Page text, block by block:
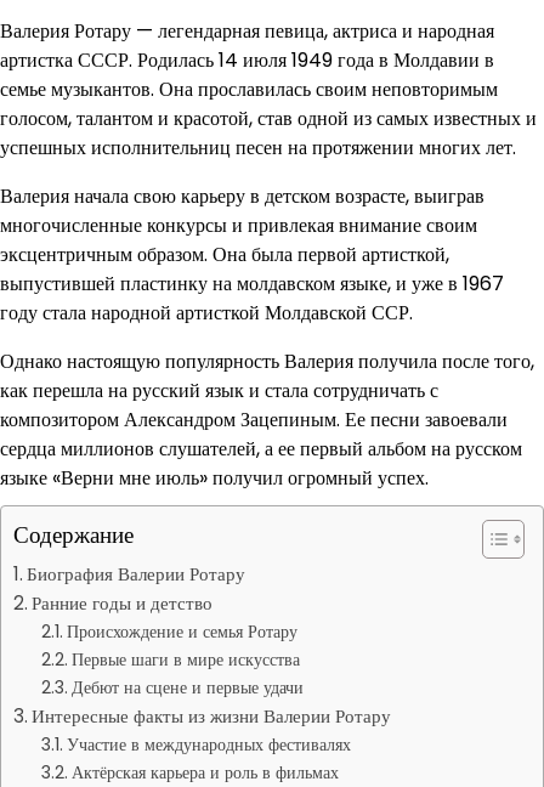
Валерия Ротару — легендарная певица, актриса и народная
артистка СССР. Родилась 14 июля 1949 года в Молдавии в
семье музыкантов. Она прославилась своим неповторимым
голосом, талантом и красотой, став одной из самых известных и
успешных исполнительниц песен на протяжении многих лет.
Валерия начала свою карьеру в детском возрасте, выиграв
многочисленные конкурсы и привлекая внимание своим
эксцентричным образом. Она была первой артисткой,
выпустившей пластинку на молдавском языке, и уже в 1967
году стала народной артисткой Молдавской ССР.
Однако настоящую популярность Валерия получила после того,
как перешла на русский язык и стала сотрудничать с
композитором Александром Зацепиным. Ее песни завоевали
сердца миллионов слушателей, а ее первый альбом на русском
языке «Верни мне июль» получил огромный успех.
Содержание
Биография Валерии Ротару
Ранние годы и детство
Происхождение и семья Ротару
Первые шаги в мире искусства
Дебют на сцене и первые удачи
Интересные факты из жизни Валерии Ротару
Участие в международных фестивалях
Актёрская карьера и роль в фильмах